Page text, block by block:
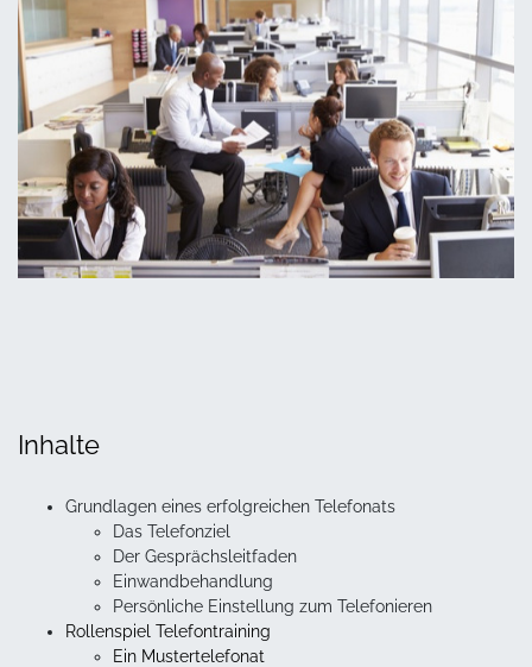
Inhalte
Grundlagen eines erfolgreichen Telefonats
Das Telefonziel
Der Gesprächsleitfaden
Einwandbehandlung
Persönliche Einstellung zum Telefonieren
Rollenspiel Telefontraining
Ein Mustertelefonat